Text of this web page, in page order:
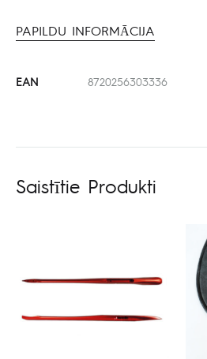
PAPILDU INFORMĀCIJA
EAN 8720256303336
Saistītie Produkti